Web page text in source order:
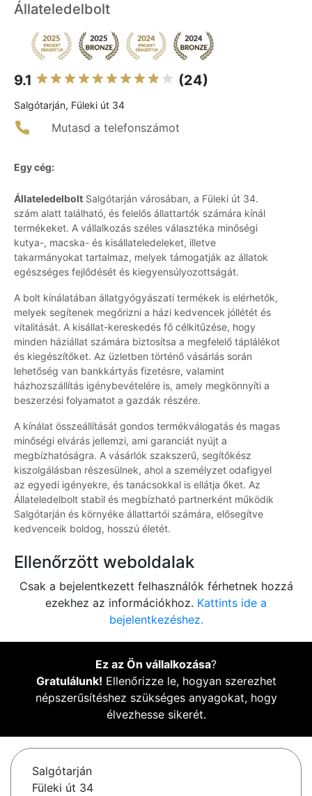
Állateledelbolt
9.1 (24)
Salgótarján, Füleki út 34
Mutasd a telefonszámot
Egy cég:
Állateledelbolt Salgótarján városában, a Füleki út 34.
szám alatt található, és felelős állattartók számára kínál
termékeket. A vállalkozás széles választéka minőségi
kutya-, macska- és kisállateledeleket, illetve
takarmányokat tartalmaz, melyek támogatják az állatok
egészséges fejlődését és kiegyensúlyozottságát.
A bolt kínálatában állatgyógyászati termékek is elérhetők,
melyek segítenek megőrizni a házi kedvencek jóllétét és
vitalitását. A kisállat-kereskedés fő célkitűzése, hogy
minden háziállat számára biztosítsa a megfelelő táplálékot
és kiegészítőket. Az üzletben történő vásárlás során
lehetőség van bankkártyás fizetésre, valamint
házhozszállítás igénybevételére is, amely megkönnyíti a
beszerzési folyamatot a gazdák részére.
A kínálat összeállítását gondos termékválogatás és magas
minőségi elvárás jellemzi, ami garanciát nyújt a
megbízhatóságra. A vásárlók szakszerű, segítőkész
kiszolgálásban részesülnek, ahol a személyzet odafigyel
az egyedi igényekre, és tanácsokkal is ellátja őket. Az
Állateledelbolt stabil és megbízható partnerként működik
Salgótarján és környéke állattartói számára, elősegítve
kedvenceik boldog, hosszú életét.
Ellenőrzött weboldalak
Csak a bejelentkezett felhasználók férhetnek hozzá
ezekhez az információkhoz. Kattints ide a
bejelentkezéshez.
Ez az Ön vállalkozása?
Gratulálunk! Ellenőrizze le, hogyan szerezhet
népszerűsítéshez szükséges anyagokat, hogy
élvezhesse sikerét.
Salgótarján
Füleki út 34